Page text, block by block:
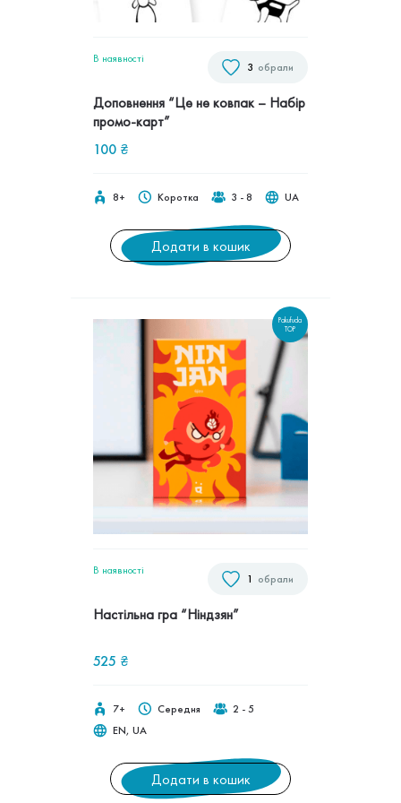
обрали
3
В наявностi
Доповнення “Це не ковпак – Набір
промо-карт”
100 ₴
8+ Коротка 3 - 8 UA
Додати в кошик
Pakufuda
TOP
обрали
1
В наявностi
Настільна гра “Ніндзян”
525 ₴
7+ Середня
2 - 5
EN, UA
Додати в кошик